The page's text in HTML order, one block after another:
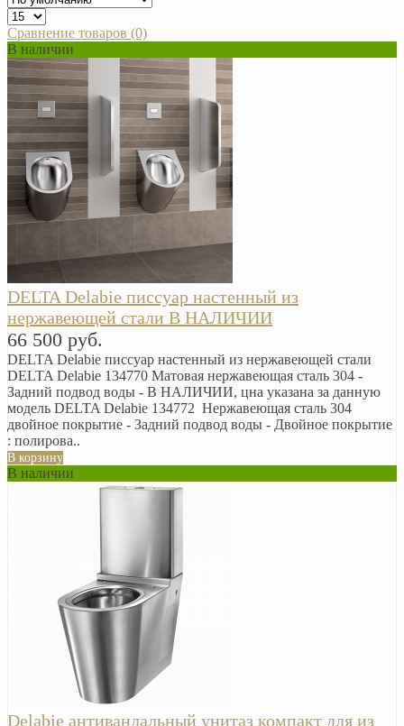
Сравнение товаров (0)
В наличии
DELTA Delabie писсуар настенный из
нержавеющей стали В НАЛИЧИИ
66 500 руб.
DELTA Delabie писсуар настенный из нержавеющей стали
DELTA Delabie 134770 Матовая нержавеющая сталь 304 -
Задний подвод воды - В НАЛИЧИИ, цна указана за данную
модель DELTA Delabie 134772 Нержавеющая сталь 304
двойное покрытие - Задний подвод воды - Двойное покрытие
: полирова..
В корзину
В наличии
Delabie антивандальный унитаз компакт для из